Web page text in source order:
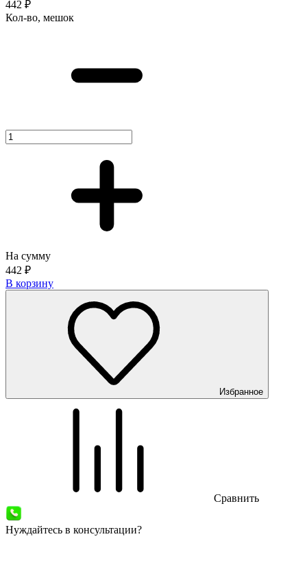
442 ₽
Кол-во, мешок
На сумму
442 ₽
В корзину
Избранное
Сравнить
Нуждайтесь в консультации?